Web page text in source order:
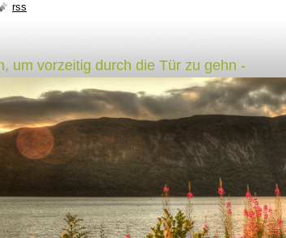
um vorzeitig durch die Tür zu gehn -
rss